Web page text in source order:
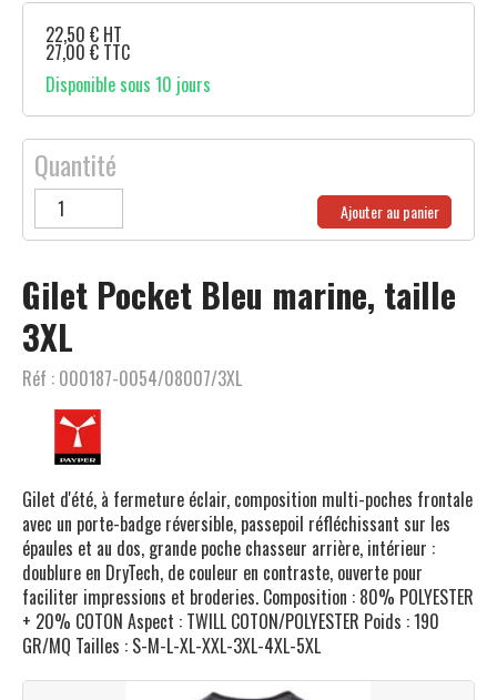
Gilet Pocket Bleu marine, taille
3XL
Réf : 000187-0054/08007/3XL
Gilet d'été, à fermeture éclair, composition multi-poches frontale
avec un porte-badge réversible, passepoil réfléchissant sur les
épaules et au dos, grande poche chasseur arrière, intérieur :
doublure en DryTech, de couleur en contraste, ouverte pour
faciliter impressions et broderies. Composition : 80% POLYESTER
+ 20% COTON Aspect : TWILL COTON/POLYESTER Poids : 190
GR/MQ Tailles : S-M-L-XL-XXL-3XL-4XL-5XL
22,50 € HT
27,00 € TTC
Disponible sous 10 jours
Quantité
Ajouter au panier